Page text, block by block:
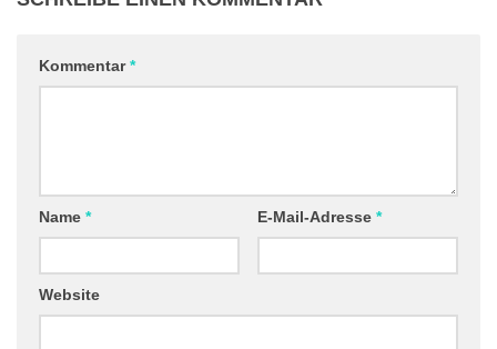
Kommentar*
Name * E-Mail-Adresse *
Website